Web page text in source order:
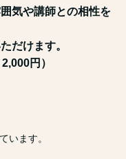
気や講師との相性を
だけます。
円）
ます。